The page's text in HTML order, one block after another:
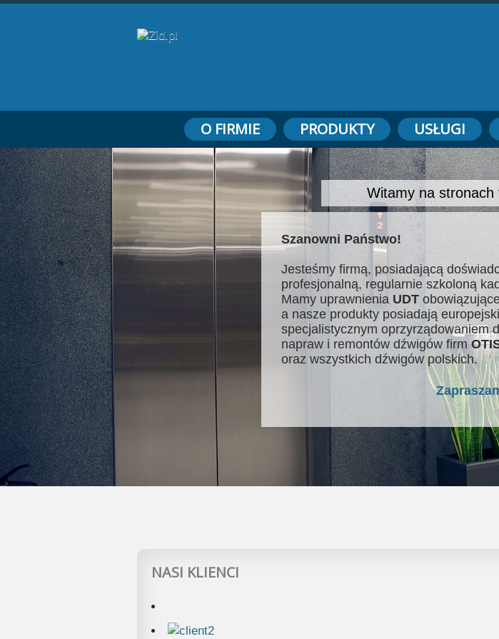
O FIRMIE PRODUKTY USŁUGI
Witamy na stronach
Szanowni Państwo!
Jesteśmy firmą, posiadającą
profesjonalną, regularnie szkoloną
Mamy uprawnienia UDT
a nasze produkty posiadają
specjalistycznym oprzyrządowaniem
napraw i remontów dźwigów firm
oraz wszystkich dźwigów polskich.
NASI KLIENCI